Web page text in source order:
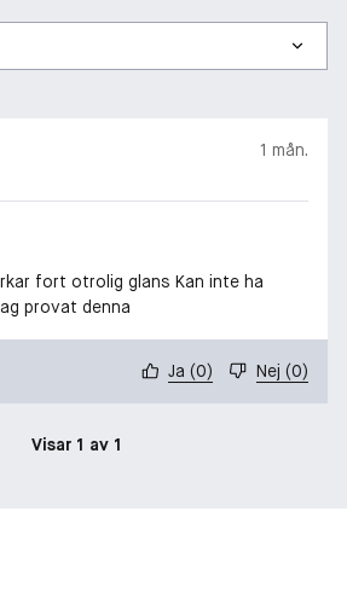
1 mån.
fort otrolig glans Kan inte ha
provat denna
Ja (0) Nej (0)
Visar 1 av 1